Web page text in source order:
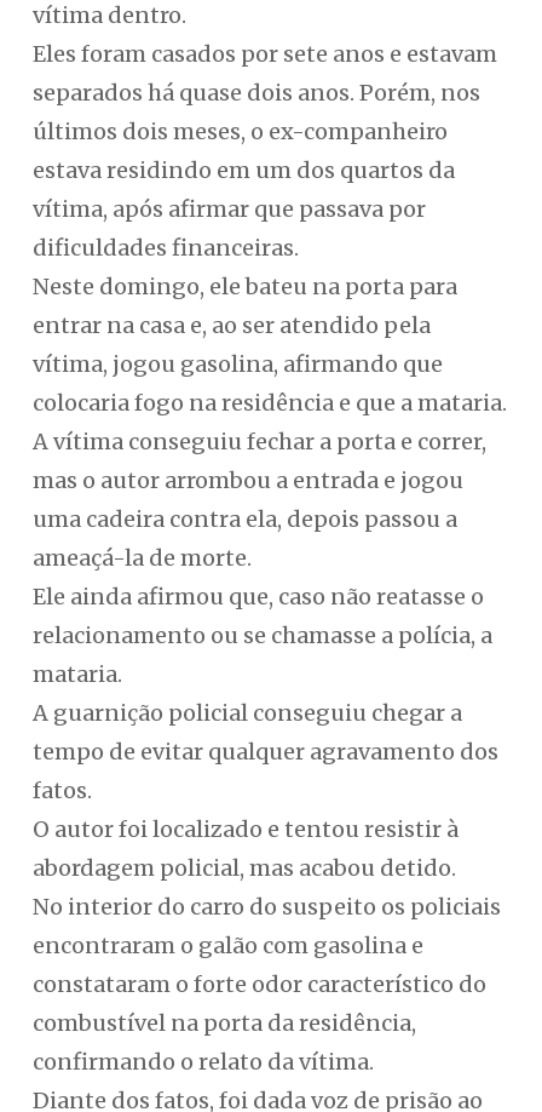
vítima dentro.
Eles foram casados por sete anos e estavam
separados há quase dois anos. Porém, nos
últimos dois meses, o ex-companheiro
estava residindo em um dos quartos da
vítima, após afirmar que passava por
dificuldades financeiras.
Neste domingo, ele bateu na porta para
entrar na casa e, ao ser atendido pela
vítima, jogou gasolina, afirmando que
colocaria fogo na residência e que a mataria.
A vítima conseguiu fechar a porta e correr,
mas o autor arrombou a entrada e jogou
uma cadeira contra ela, depois passou a
ameaçá-la de morte.
Ele ainda afirmou que, caso não reatasse o
relacionamento ou se chamasse a polícia, a
mataria.
A guarnição policial conseguiu chegar a
tempo de evitar qualquer agravamento dos
fatos.
O autor foi localizado e tentou resistir à
abordagem policial, mas acabou detido.
No interior do carro do suspeito os policiais
encontraram o galão com gasolina e
constataram o forte odor característico do
combustível na porta da residência,
confirmando o relato da vítima.
Diante dos fatos, foi dada voz de prisão ao